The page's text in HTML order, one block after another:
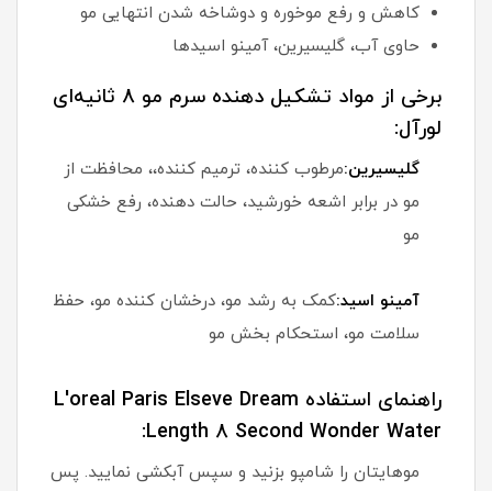
کاهش و رفع موخوره و دوشاخه شدن انتهایی مو
حاوی آب، گلیسیرین، آمینو اسیدها
برخی از مواد تشکیل دهنده سرم مو 8 ثانیه‌ای
لورآل:
گلیسیرین:مرطوب کننده، ترمیم کننده،، محافظت از
مو در برابر اشعه خورشید، حالت دهنده، رفع خشکی
مو
آمینو اسید:کمک به رشد مو، درخشان کننده مو، حفظ
سلامت مو، استحکام بخش مو
راهنمای استفاده L'oreal Paris Elseve Dream
Length 8 Second Wonder Water:
موهایتان را شامپو بزنید و سپس آبکشی نمایید. پس